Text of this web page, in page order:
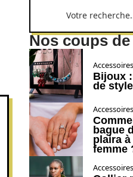
Nos coups
Accessoires
Bijoux
de
Accessoires
bague
plaira
femme
Accessoires